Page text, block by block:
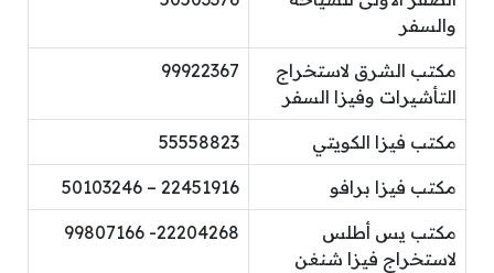
والسفر
مكتب الشرق لاستخراج
التأشيرات وفيزا السفر
99922367
مكتب فيزا الكويتي 55558823
مكتب فيزا برافو 22451916 – 50103246
مكتب يس أطلس
لاستخراج فيزا شنغن
22204268- 99807166